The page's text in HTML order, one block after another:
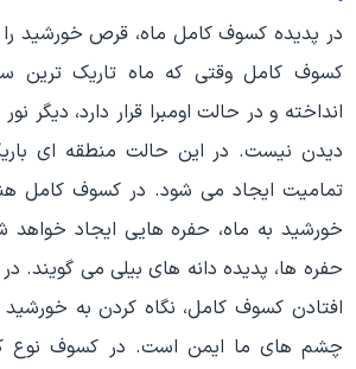
در پدیده کسوف کامل ماه، قرص خورشید را
کسوف کامل وقتی که ماه تاریک ترین
انداخته و در حالت اومبرا قرار دارد، دیگر
دیدن نیست. در این حالت منطقه ای
تمامیت ایجاد می شود. در کسوف کامل
خورشید به ماه، حفره هایی ایجاد
حفره ها، پدیده دانه های بیلی می گویند.
افتادن کسوف کامل، نگاه کردن به
چشم های ما ایمن است. در کسوف نوع